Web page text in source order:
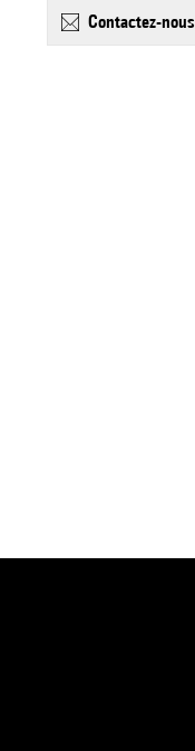
contactez-nous